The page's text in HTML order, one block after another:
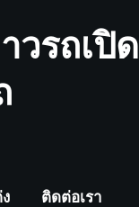
วรถเปิด
ติดต่อเรา